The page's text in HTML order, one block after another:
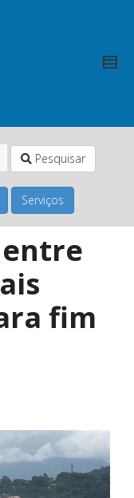
Pesquisar
Serviços
fim